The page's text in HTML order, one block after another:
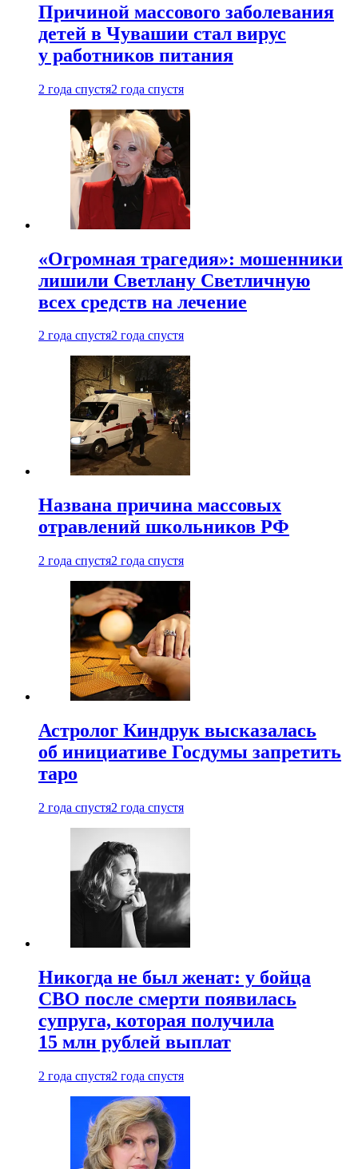
Причиной массового заболевания
детей в Чувашии стал вирус
у работников питания
2 года спустя2 года спустя
«Огромная трагедия»: мошенники
лишили Светлану Светличную
всех средств на лечение
2 года спустя2 года спустя
Названа причина массовых
отравлений школьников РФ
2 года спустя2 года спустя
Астролог Киндрук высказалась
об инициативе Госдумы запретить
таро
2 года спустя2 года спустя
Никогда не был женат: у бойца
СВО после смерти появилась
супруга, которая получила
15 млн рублей выплат
2 года спустя2 года спустя